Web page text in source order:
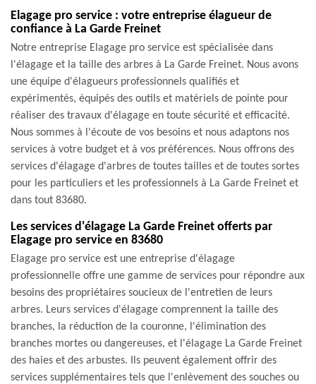
Elagage pro service : votre entreprise élagueur de
confiance à La Garde Freinet
Notre entreprise Elagage pro service est spécialisée dans
l'élagage et la taille des arbres à La Garde Freinet. Nous avons
une équipe d'élagueurs professionnels qualifiés et
expérimentés, équipés des outils et matériels de pointe pour
réaliser des travaux d'élagage en toute sécurité et efficacité.
Nous sommes à l'écoute de vos besoins et nous adaptons nos
services à votre budget et à vos préférences. Nous offrons des
services d'élagage d'arbres de toutes tailles et de toutes sortes
pour les particuliers et les professionnels à La Garde Freinet et
dans tout 83680.
Les services d'élagage La Garde Freinet offerts par
Elagage pro service en 83680
Elagage pro service est une entreprise d'élagage
professionnelle offre une gamme de services pour répondre aux
besoins des propriétaires soucieux de l'entretien de leurs
arbres. Leurs services d'élagage comprennent la taille des
branches, la réduction de la couronne, l'élimination des
branches mortes ou dangereuses, et l'élagage La Garde Freinet
des haies et des arbustes. Ils peuvent également offrir des
services supplémentaires tels que l'enlèvement des souches ou